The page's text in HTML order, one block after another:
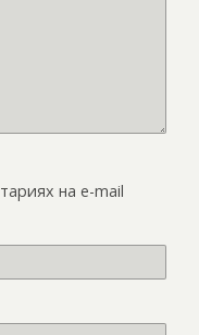
на e-mail